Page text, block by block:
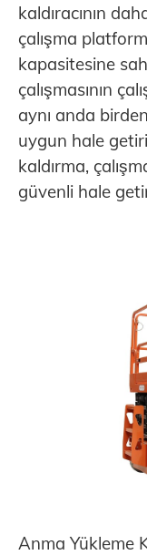
kaldıracının
çalışma
kapasitesine
çalışmasının
aynı anda
uygun hale
kaldırma,
güvenli hale
Anma Yükleme